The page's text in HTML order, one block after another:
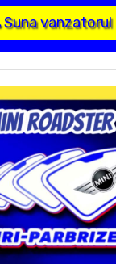
Suna vanzatorul